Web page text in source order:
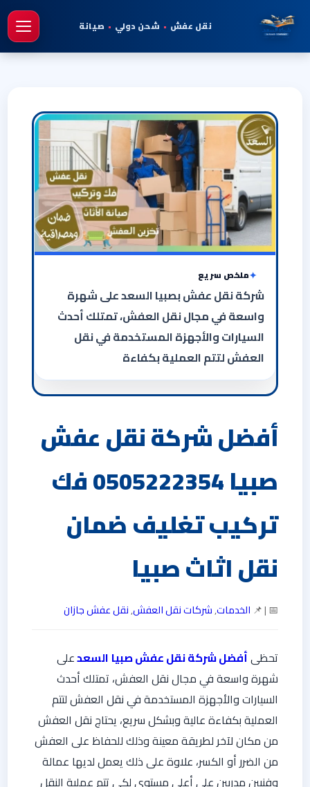
نقل عفش • شحن دولي • صيانة
ملخص سريع
شركة نقل عفش بصبيا السعد على شهرة
واسعة في مجال نقل العفش، تمتلك أحدث
السيارات والأجهزة المستخدمة في نقل
العفش لتتم العملية بكفاءة
أفضل شركة نقل عفش
صبيا 0505222354 فك
تركيب تغليف ضمان
نقل اثاث صبيا
📅 | 📌 الخدمات,شركات نقل العفش,نقل عفش جازان
تحظىأفضل شركة نقل عفش صبيا السعدعلى
شهرة واسعة في مجال نقل العفش، تمتلك أحدث
السيارات والأجهزة المستخدمة في نقل العفش لتتم
العملية بكفاءة عالية وبشكل سريع، يحتاج نقل العفش
من مكان لآخر لطريقة معينة وذلك للحفاظ على العفش
من الضرر أو الكسر، علاوة على ذلك يعمل لديها عمالة
وفنيين مدربين على أعلى مستوى لكي تتم عملية النقل